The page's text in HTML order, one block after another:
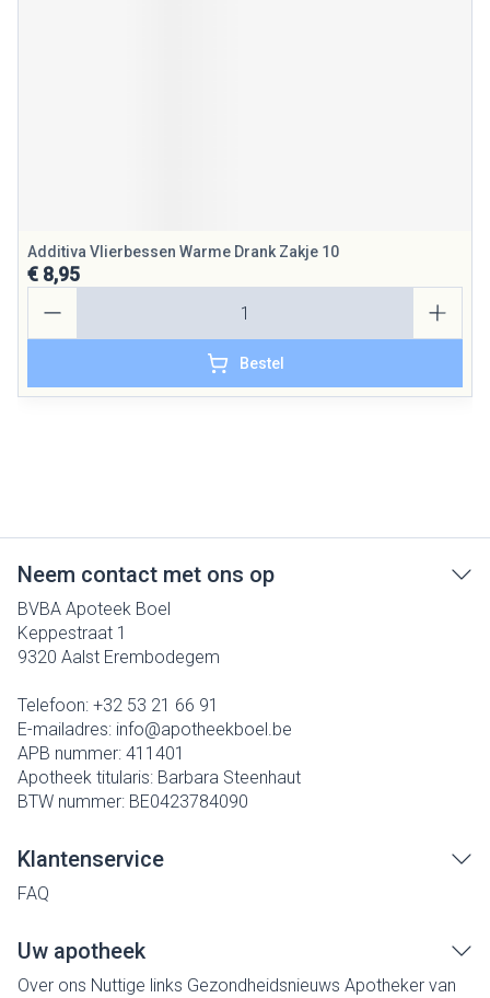
Additiva Vlierbessen Warme Drank Zakje 10
€ 8,95
Bestel
Neem contact met ons op
BVBA Apoteek Boel
Keppestraat 1
9320 Aalst Erembodegem
Telefoon: +32 53 21 66 91
E-mailadres: info@apotheekboel.be
APB nummer: 411401
Apotheek titularis: Barbara Steenhaut
BTW nummer: BE0423784090
Klantenservice
FAQ
Uw apotheek
Over ons Nuttige links Gezondheidsnieuws Apotheker van